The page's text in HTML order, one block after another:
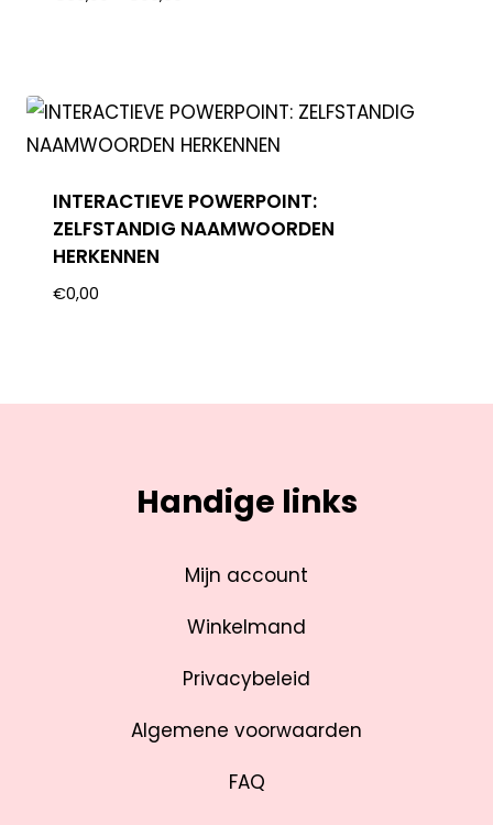
INTERACTIEVE POWERPOINT:
ZELFSTANDIG NAAMWOORDEN
HERKENNEN
€0,00
Handige links
Mijn account
Winkelmand
Privacybeleid
Algemene voorwaarden
FAQ